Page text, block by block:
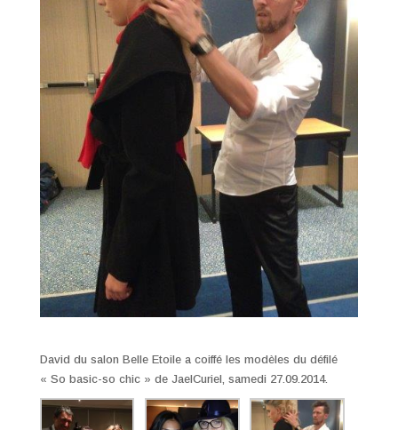
David du salon Belle Etoile a coiffé les modèles du défilé
« So basic-so chic » de JaelCuriel, samedi 27.09.2014.